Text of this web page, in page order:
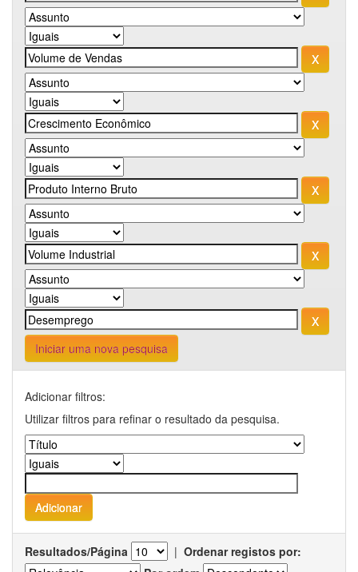
Iniciar uma nova pesquisa
Adicionar filtros:
Utilizar filtros para refinar o resultado da pesquisa.
Resultados/Página | Ordenar registos por: